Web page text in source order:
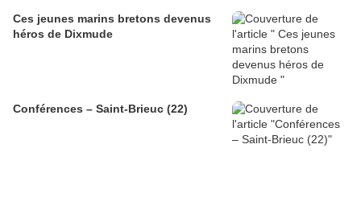
Ces jeunes marins bretons devenus
héros de Dixmude
Conférences – Saint-Brieuc (22)